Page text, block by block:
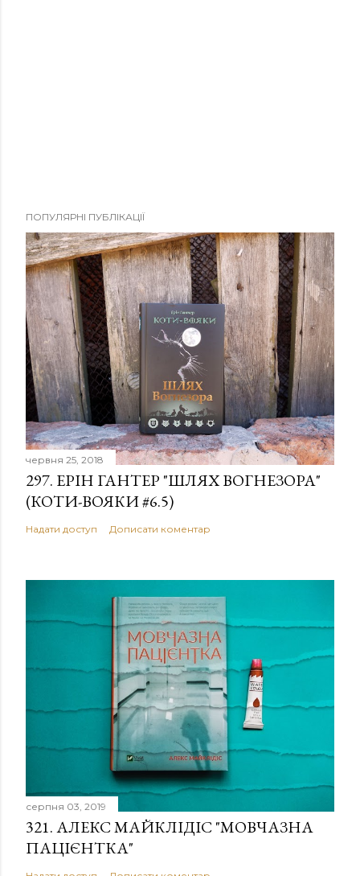
ПОПУЛЯРНІ ПУБЛІКАЦІЇ
червня 25, 2018
297. ЕРІН ГАНТЕР "ШЛЯХ ВОГНЕЗОРА"
(КОТИ-ВОЯКИ #6.5)
Надати доступ Дописати коментар
серпня 03, 2019
321. АЛЕКС МАЙКЛІДІС "МОВЧАЗНА
ПАЦІЄНТКА"